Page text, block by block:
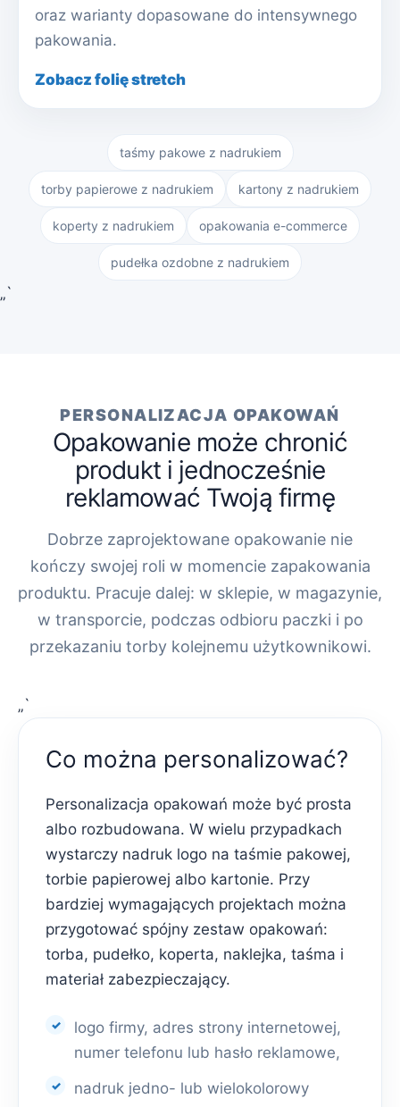
oraz warianty dopasowane do intensywnego
pakowania.
Zobacz folię stretch
taśmy pakowe z nadrukiem
torby papierowe z nadrukiem kartony z nadrukiem
koperty z nadrukiem opakowania e-commerce
pudełka ozdobne z nadrukiem
„`
PERSONALIZACJA OPAKOWAŃ
Opakowanie może chronić
produkt i jednocześnie
reklamować Twoją firmę
Dobrze zaprojektowane opakowanie nie
kończy swojej roli w momencie zapakowania
produktu. Pracuje dalej: w sklepie, w magazynie,
w transporcie, podczas odbioru paczki i po
przekazaniu torby kolejnemu użytkownikowi.
„`
Co można personalizować?
Personalizacja opakowań może być prosta
albo rozbudowana. W wielu przypadkach
wystarczy nadruk logo na taśmie pakowej,
torbie papierowej albo kartonie. Przy
bardziej wymagających projektach można
przygotować spójny zestaw opakowań:
torba, pudełko, koperta, naklejka, taśma i
materiał zabezpieczający.
logo firmy, adres strony internetowej,
numer telefonu lub hasło reklamowe,
nadruk jedno- lub wielokolorowy